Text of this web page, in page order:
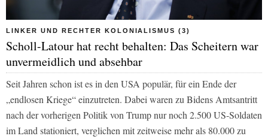
LINKER UND RECHTER KOLONIALISMUS (3)
Scholl-Latour hat recht behalten: Das Scheitern war
unvermeidlich und absehbar
Seit Jahren schon ist es in den USA populär, für ein Ende der
„endlosen Kriege“ einzutreten. Dabei waren zu Bidens Amtsantritt
nach der vorherigen Politik von Trump nur noch 2.500 US-Soldaten
im Land stationiert, verglichen mit zeitweise mehr als 80.000 zu